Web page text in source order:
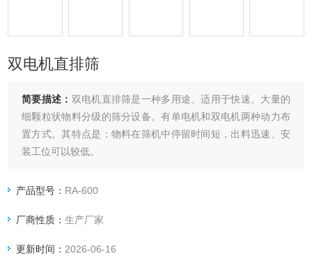
双电机直排筛
简要描述： 双电机直排筛是一种多用途、适用于快速、大量的
细颗粒状物料分级的筛分设备。有单电机和双电机两种动力布
置方式。其特点是：物料在筛机中停留时间短，出料迅速、安
装工位可以较低。
产品型号： RA-600
厂商性质：生产厂家
更新时间： 2026-06-16